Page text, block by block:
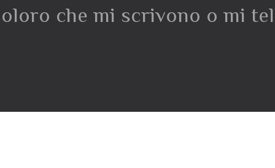
che mi scrivono o mi